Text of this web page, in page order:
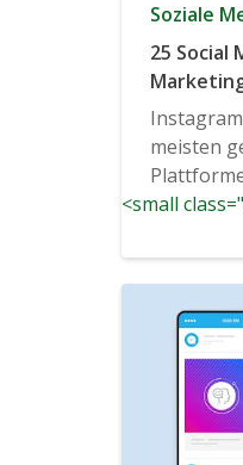
Soziale
25 Social
Jahr
sein
meisten
Milliarde...
<small